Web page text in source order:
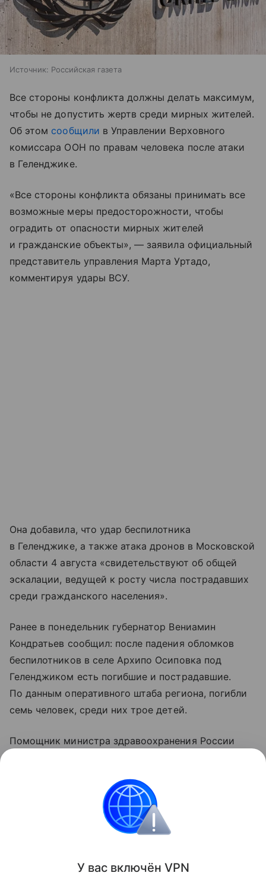
Источник: Российская газета
Все стороны конфликта должны делать максимум,
чтобы не допустить жертв среди мирных жителей.
Об этом сообщили в Управлении Верховного
комиссара ООН по правам человека после атаки
в Геленджике.
«Все стороны конфликта обязаны принимать все
возможные меры предосторожности, чтобы
оградить от опасности мирных жителей
и гражданские объекты», — заявила официальный
представитель управления Марта Уртадо,
комментируя удары ВСУ.
Она добавила, что удар беспилотника
в Геленджике, а также атака дронов в Московской
области 4 августа «свидетельствуют об общей
эскалации, ведущей к росту числа пострадавших
среди гражданского населения».
Ранее в понедельник губернатор Вениамин
Кондратьев сообщил: после падения обломков
беспилотников в селе Архипо Осиповка под
Геленджиком есть погибшие и пострадавшие.
По данным оперативного штаба региона, погибли
семь человек, среди них трое детей.
Помощник министра здравоохранения России
оказали амбулаторно.
Россия ООН
Поделиться
У вас включён VPN